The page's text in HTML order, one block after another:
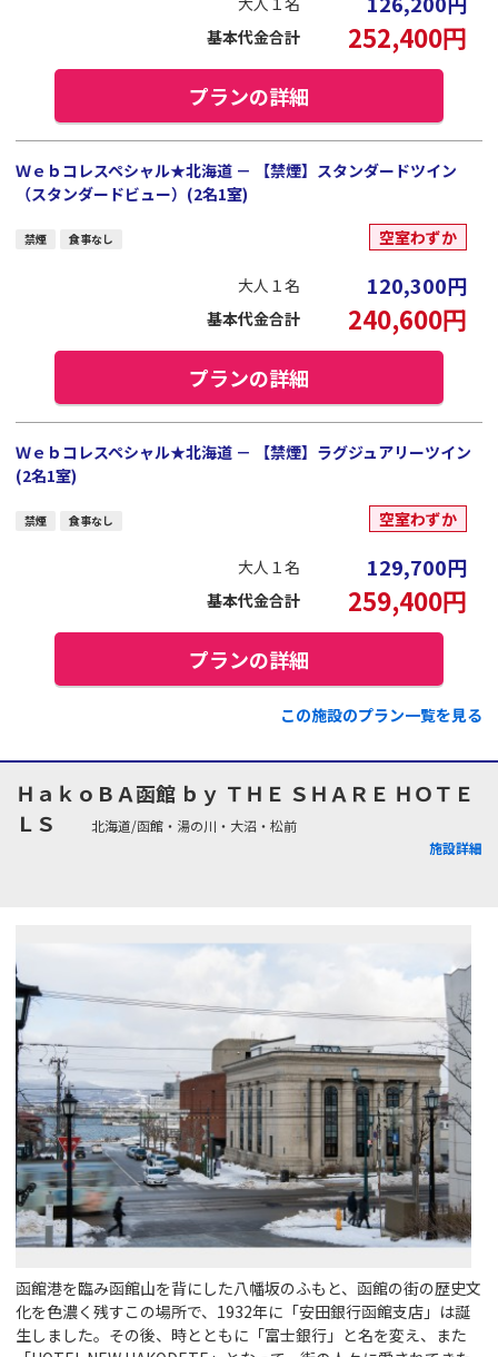
基本代金合計 252,400円
プランの詳細
Ｗｅｂコレスペシャル★北海道 － 【禁煙】スタンダードツイン
（スタンダードビュー）(2名1室)
禁煙 食事なし 空室わずか
大人１名 120,300円
基本代金合計 240,600円
プランの詳細
Ｗｅｂコレスペシャル★北海道 － 【禁煙】ラグジュアリーツイン
(2名1室)
禁煙 食事なし 空室わずか
大人１名 129,700円
基本代金合計 259,400円
プランの詳細
この施設のプラン一覧を見る
ＨａｋｏＢＡ函館 ｂｙ ＴＨＥ ＳＨＡＲＥ ＨＯＴＥ
ＬＳ
北海道/函館・湯の川・大沼・松前
施設詳細
函館港を臨み函館山を背にした八幡坂のふもと、函館の街の歴史文
化を色濃く残すこの場所で、1932年に「安田銀行函館支店」は誕
生しました。その後、時とともに「富士銀行」と名を変え、また